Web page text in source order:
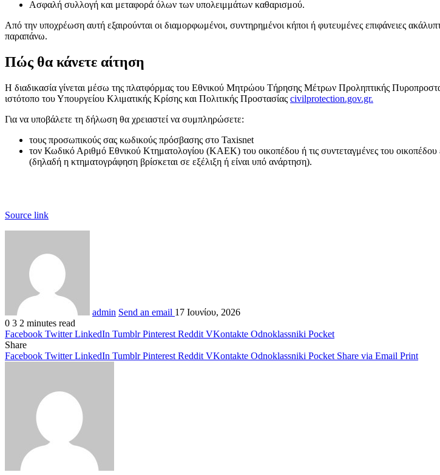
Ασφαλή συλλογή και μεταφορά όλων των υπολειμμάτων καθαρισμού.
Από την υποχρέωση αυτή εξαιρούνται οι διαμορφωμένοι, συντηρημένοι κήποι ή φυτευμένες επιφάνειες
παραπάνω.
Πώς θα κάνετε αίτηση
Η διαδικασία γίνεται μέσω της πλατφόρμας του Εθνικού Μητρώου Τήρησης Μέτρων Προληπτικής
ιστότοπο του Υπουργείου Κλιματικής Κρίσης και Πολιτικής Προστασίας civilprotection.gov.gr.
Για να υποβάλετε τη δήλωση θα χρειαστεί να συμπληρώσετε:
τους προσωπικούς σας κωδικούς πρόσβασης στο Taxisnet
τον Κωδικό Αριθμό Εθνικού Κτηματολογίου (ΚΑΕΚ) του οικοπέδου ή τις συντεταγμένες του οικοπέδου
(δηλαδή η κτηματογράφηση βρίσκεται σε εξέλιξη ή είναι υπό ανάρτηση).
Source link
admin Send an email 17 Ιουνίου, 2026
0 3 2 minutes read
Facebook Twitter LinkedIn Tumblr Pinterest Reddit VKontakte Odnoklassniki Pocket
Share
Facebook Twitter LinkedIn Tumblr Pinterest Reddit VKontakte Odnoklassniki Pocket Share via Email Print